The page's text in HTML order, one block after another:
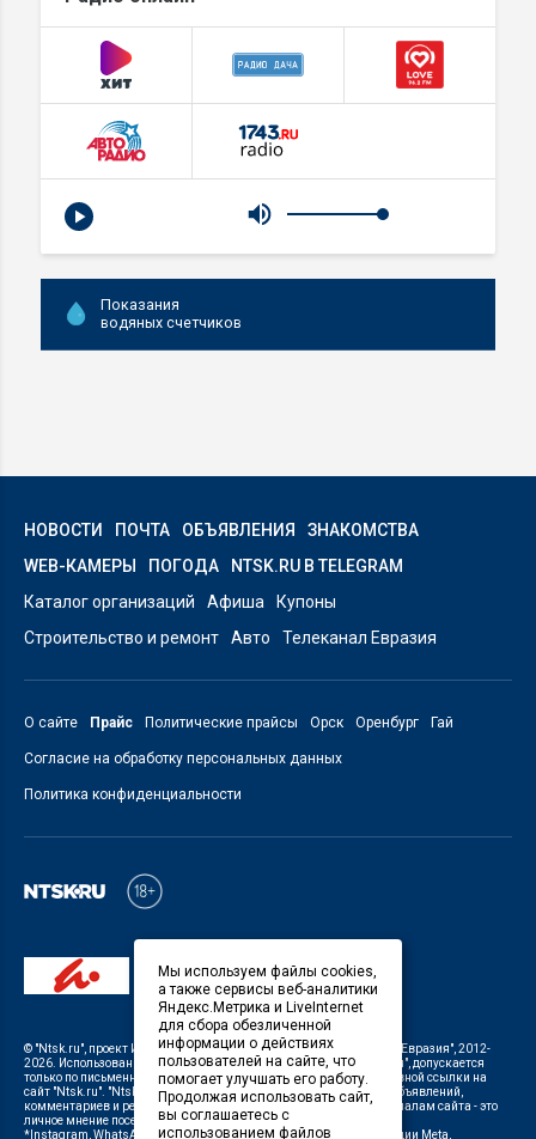
Показания
водяных счетчиков
НОВОСТИ ПОЧТА ОБЪЯВЛЕНИЯ
ЗНАКОМСТВА
WEB-КАМЕРЫ
ПОГОДА
NTSK.RU В TELEGRAM
Каталог организаций
Афиша
Купоны
Строительство и ремонт
Авто Телеканал Евразия
О сайте Прайс Политические прайсы Орск Оренбург Гай
Согласие на обработку персональных данных
Политика конфиденциальности
© "Ntsk.ru" , проект ИП Савин В.В. Служба информации: ООО "ТРК "Евразия" , 2012-
2026. Использование материалов, размещенных на сайте
"Ntsk.ru" , допускается
только по письменному разрешению Редакции с указанием активной ссылки на
сайт "Ntsk.ru" "Ntsk.ru" не несет ответственности за содержание объявлений,
комментариев и рекламных материалов. Комментарии к материалам сайта - это
личное мнение посетителей сайта.
*Instagram, WhatsApp (Ватсап), Facebook (принадлежат корпорации Meta,
Мы используем файлы cookies,
а также сервисы веб-аналитики
Яндекс.Метрика и LiveInternet
для сбора обезличенной
информации о действиях
пользователей на сайте, что
помогает улучшать его работу.
Продолжая использовать сайт,
вы соглашаетесь с
использованием файлов